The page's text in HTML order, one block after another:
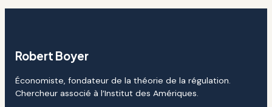
Robert Boyer
Économiste, fondateur de la théorie de la régulation.
Chercheur associé à l’Institut des Amériques.